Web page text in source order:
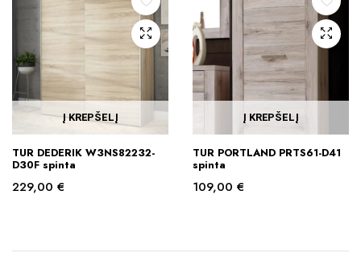
Į KREPŠELĮ
TUR DEDERIK W3NS82232-
D30F spinta
229,00 €
Į KREPŠELĮ
TUR PORTLAND PRTS61-D41
spinta
109,00 €